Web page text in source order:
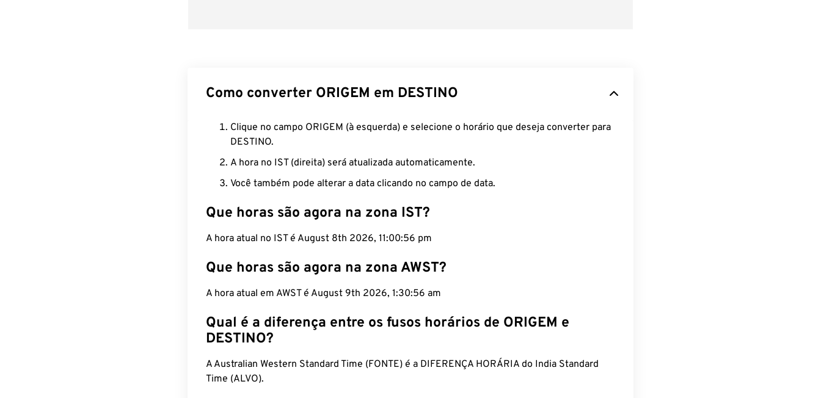
Como converter ORIGEM em DESTINO
Clique no campo ORIGEM (à esquerda) e selecione o horário que deseja converter para
DESTINO.
A hora no IST (direita) será atualizada automaticamente.
Você também pode alterar a data clicando no campo de data.
Que horas são agora na zona IST?
A hora atual no IST é August 8th 2026, 11:00:57 pm
Que horas são agora na zona AWST?
A hora atual em AWST é August 9th 2026, 1:30:57 am
Qual é a diferença entre os fusos horários de ORIGEM e
DESTINO?
A Australian Western Standard Time (FONTE) é a DIFERENÇA HORÁRIA do India Standard
Time (ALVO).